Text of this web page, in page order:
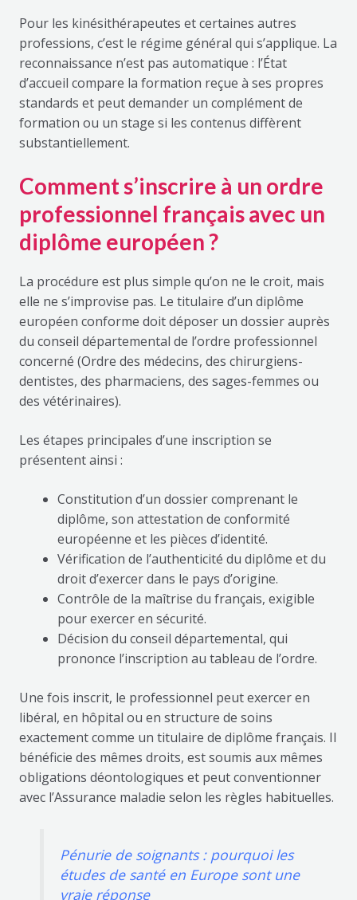
Pour les kinésithérapeutes et certaines autres
professions, c’est le régime général qui s’applique. La
reconnaissance n’est pas automatique : l’État
d’accueil compare la formation reçue à ses propres
standards et peut demander un complément de
formation ou un stage si les contenus diffèrent
substantiellement.
Comment s’inscrire à un ordre
professionnel français avec un
diplôme européen ?
La procédure est plus simple qu’on ne le croit, mais
elle ne s’improvise pas. Le titulaire d’un diplôme
européen conforme doit déposer un dossier auprès
du conseil départemental de l’ordre professionnel
concerné (Ordre des médecins, des chirurgiens-
dentistes, des pharmaciens, des sages-femmes ou
des vétérinaires).
Les étapes principales d’une inscription se
présentent ainsi :
Constitution d’un dossier comprenant le
diplôme, son attestation de conformité
européenne et les pièces d’identité.
Vérification de l’authenticité du diplôme et du
droit d’exercer dans le pays d’origine.
Contrôle de la maîtrise du français, exigible
pour exercer en sécurité.
Décision du conseil départemental, qui
prononce l’inscription au tableau de l’ordre.
Une fois inscrit, le professionnel peut exercer en
libéral, en hôpital ou en structure de soins
exactement comme un titulaire de diplôme français. Il
bénéficie des mêmes droits, est soumis aux mêmes
obligations déontologiques et peut conventionner
avec l’Assurance maladie selon les règles habituelles.
Pénurie de soignants : pourquoi les
études de santé en Europe sont une
vraie réponse